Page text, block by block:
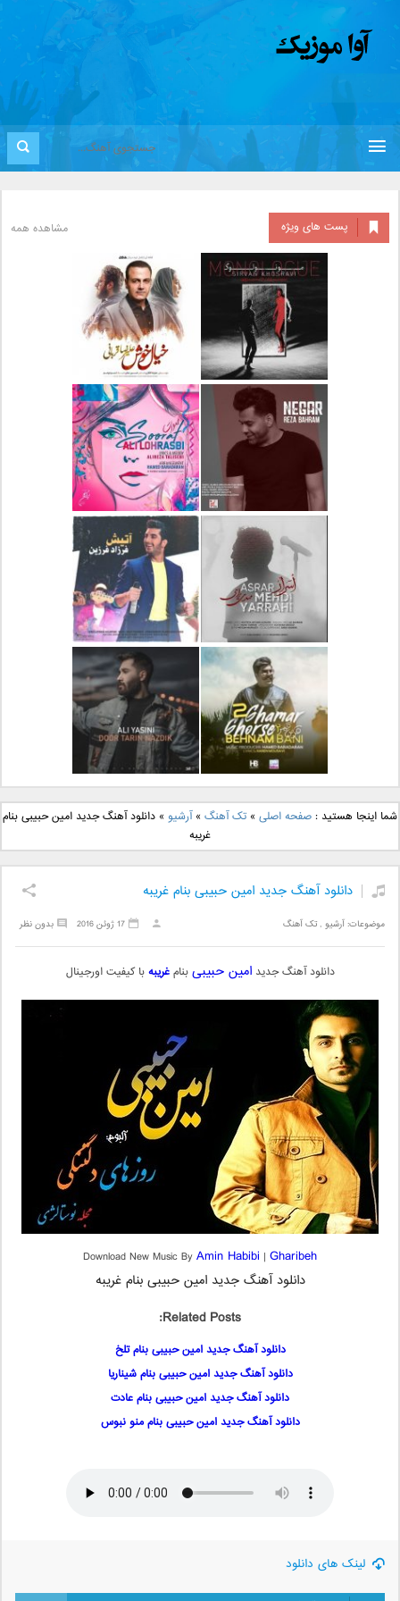
پست های ویژه مشاهده همه
دانلود آلبوم جدید سیروان
خسروی بنام مونولوگ
دانلود آهنگ جدید علیرضا
قربانی بنام خیال خوش
دانلود آهنگ جدید رضا
بهرام بنام نگار
دانلود آهنگ جدید علی
لهراسبی بنام صورت
دانلود آهنگ جدید مهدی
یراحی بنام اسرار
دانلود آهنگ جدید فرزاد
فرزین بنام آتیش
دانلود آهنگ جدید بهنام
بانی بنام قرص قمر 2
دانلود آهنگ جدید علی
یاسینی بنام دورترین نزدیک
شما اینجا هستید :صفحه اصلی »تک آهنگ »آرشیو »دانلود آهنگ جدید امین حبیبی بنام
غریبه
دانلود آهنگ جدید امین حبیبی بنام غریبه
موضوعات:آرشیو ,تک آهنگ بدون نظر 17 ژوئن 2016
دانلود آهنگ جدیدامین حبیبیبنام غریبهبا کیفیت اورجینال
Download New Music ByAmin Habibi | Gharibeh
دانلود آهنگ جدید امین حبیبی بنام غریبه
Related Posts:
دانلود آهنگ جدید امین حبیبی بنام تلخ
دانلود آهنگ جدید امین حبیبی بنام شیناریا
دانلود آهنگ جدید امین حبیبی بنام عادت
دانلود آهنگ جدید امین حبیبی بنام منو نبوس
لینک های دانلود